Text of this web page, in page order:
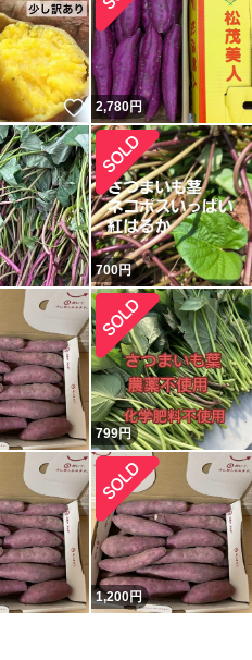
いいね！
2,780円
700円
799円
1,200円